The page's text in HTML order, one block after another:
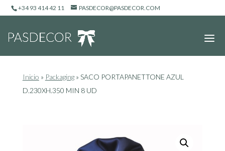
+34 93 414 42 11 PASDECOR@PASDECOR.COM
Inicio » Packaging» SACO PORTAPANETTONE AZUL
D.230XH.350 MIN 8 UD